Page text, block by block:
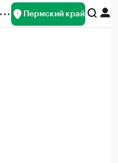
Пермский край